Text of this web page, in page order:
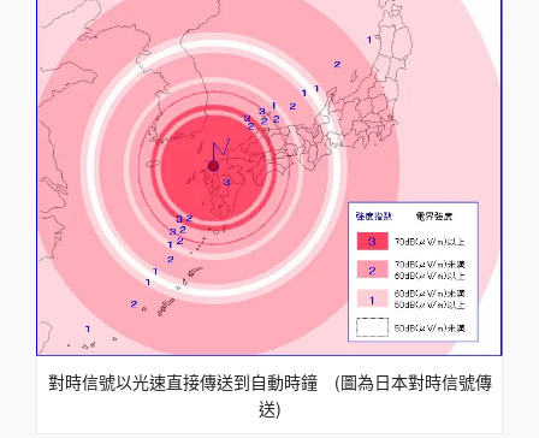
對時信號以光速直接傳送到自動時鐘 (圖為日本對時信號傳
送)